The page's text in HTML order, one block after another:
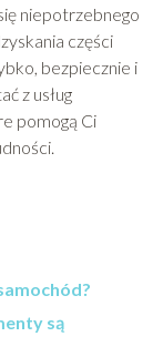
niepotrzebnego
części
bezpiecznie i
z usług
pomogą Ci
są